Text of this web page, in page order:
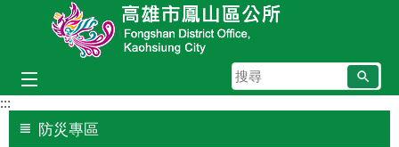
跳到主要內容區塊
搜
尋
:::
防災專區